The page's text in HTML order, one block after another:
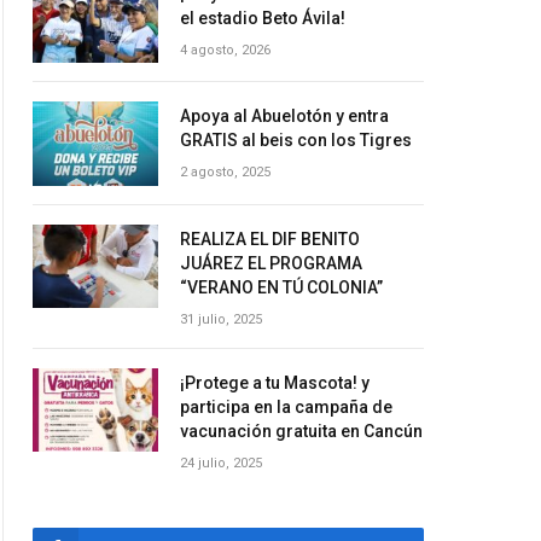
el estadio Beto Ávila!
4 agosto, 2026
Apoya al Abuelotón y entra
GRATIS al beis con los Tigres
2 agosto, 2025
REALIZA EL DIF BENITO
JUÁREZ EL PROGRAMA
“VERANO EN TÚ COLONIA”
31 julio, 2025
¡Protege a tu Mascota! y
participa en la campaña de
vacunación gratuita en Cancún
24 julio, 2025